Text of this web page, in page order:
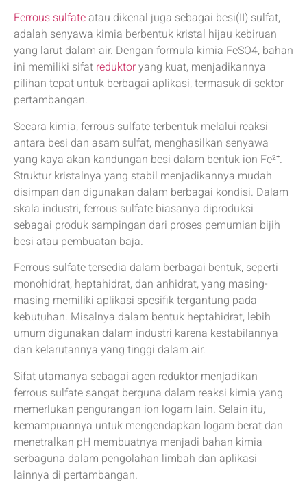
Ferrous sulfate atau dikenal juga sebagai besi(II) sulfat,
adalah senyawa kimia berbentuk kristal hijau kebiruan
yang larut dalam air. Dengan formula kimia FeSO4, bahan
ini memiliki sifat reduktoryang kuat, menjadikannya
pilihan tepat untuk berbagai aplikasi, termasuk di sektor
pertambangan.
Secara kimia, ferrous sulfate terbentuk melalui reaksi
antara besi dan asam sulfat, menghasilkan senyawa
yang kaya akan kandungan besi dalam bentuk ion Fe²⁺.
Struktur kristalnya yang stabil menjadikannya mudah
disimpan dan digunakan dalam berbagai kondisi. Dalam
skala industri, ferrous sulfate biasanya diproduksi
sebagai produk sampingan dari proses pemurnian bijih
besi atau pembuatan baja.
Ferrous sulfate tersedia dalam berbagai bentuk, seperti
monohidrat, heptahidrat, dan anhidrat, yang masing-
masing memiliki aplikasi spesifik tergantung pada
kebutuhan. Misalnya dalam bentuk heptahidrat, lebih
umum digunakan dalam industri karena kestabilannya
dan kelarutannya yang tinggi dalam air.
Sifat utamanya sebagai agen reduktor menjadikan
ferrous sulfate sangat berguna dalam reaksi kimia yang
memerlukan pengurangan ion logam lain. Selain itu,
kemampuannya untuk mengendapkan logam berat dan
menetralkan pH membuatnya menjadi bahan kimia
serbaguna dalam pengolahan limbah dan aplikasi
lainnya di pertambangan.